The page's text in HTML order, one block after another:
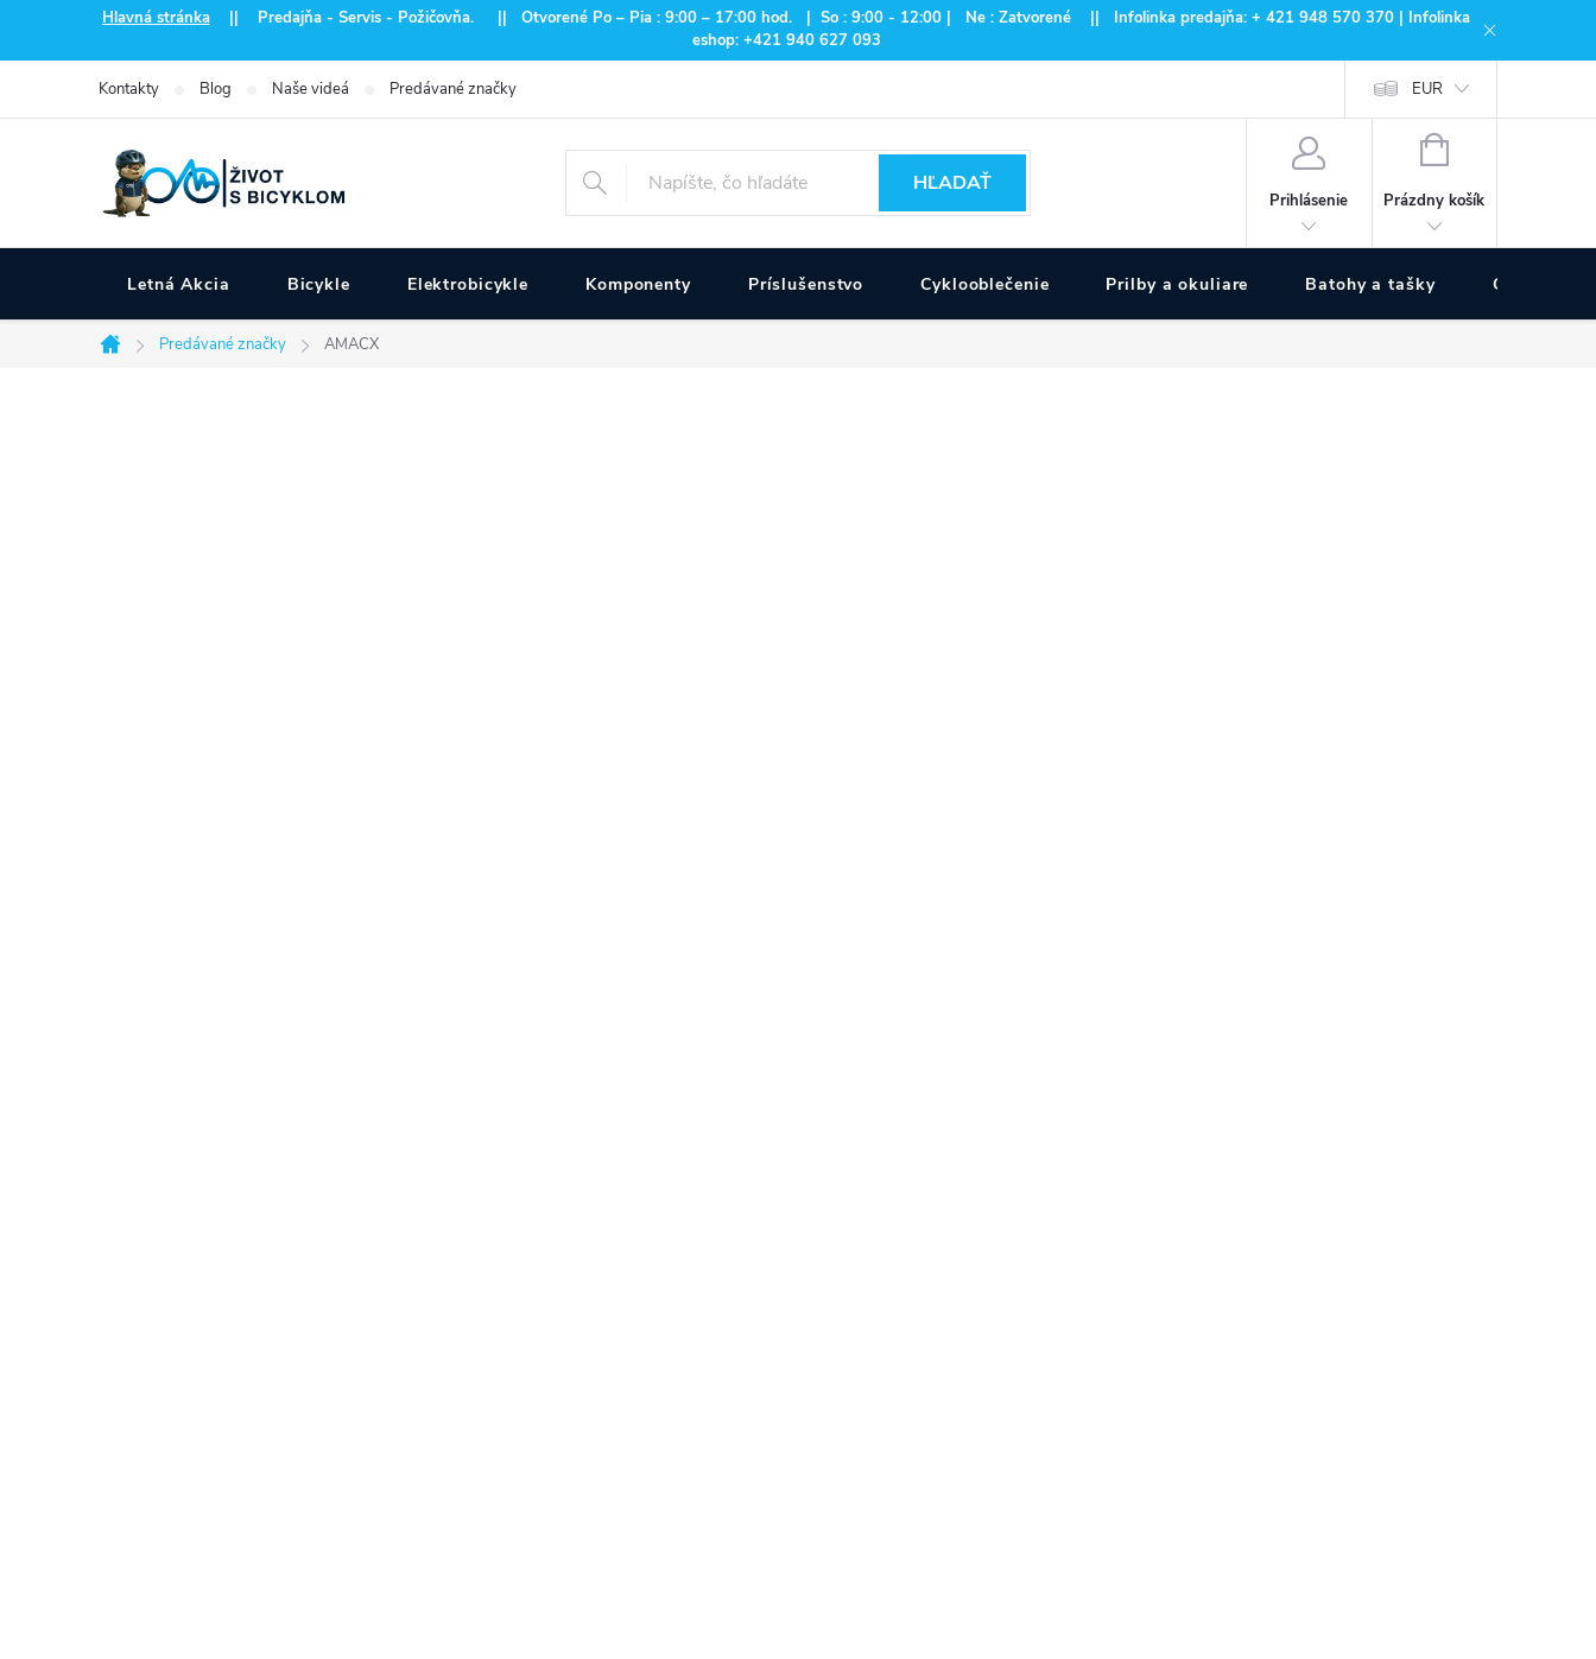
Hlavná stránka || Predajňa - Servis - Požičovňa. || Otvorené Po – Pia : 9:00 – 17:00 hod. | So : 9:00 - 12:00 | Ne : Zatvorené || Infolinka predajňa: + 421 948 570 370 | Infolinka
eshop: +421 940 627 093
Kontakty Blog Naše videá Predávané značky EUR
HĽADAŤ
Prihlásenie
NÁKUPNÝ
Prázdny košík
Letná Akcia Bicykle Elektrobicykle Komponenty Príslušenstvo Cyklooblečenie Prilby a okuliare Batohy a tašky Outdoor
Domov
Predávané značky AMACX